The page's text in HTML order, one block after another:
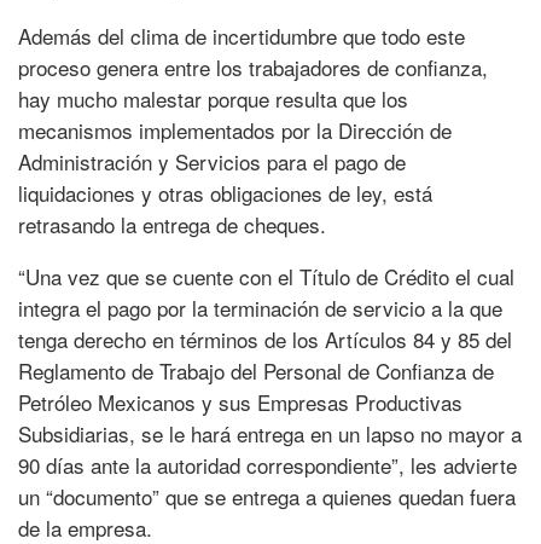
Además del clima de incertidumbre que todo este
proceso genera entre los trabajadores de confianza,
hay mucho malestar porque resulta que los
mecanismos implementados por la Dirección de
Administración y Servicios para el pago de
liquidaciones y otras obligaciones de ley, está
retrasando la entrega de cheques.
“Una vez que se cuente con el Título de Crédito el cual
integra el pago por la terminación de servicio a la que
tenga derecho en términos de los Artículos 84 y 85 del
Reglamento de Trabajo del Personal de Confianza de
Petróleo Mexicanos y sus Empresas Productivas
Subsidiarias, se le hará entrega en un lapso no mayor a
90 días ante la autoridad correspondiente”, les advierte
un “documento” que se entrega a quienes quedan fuera
de la empresa.